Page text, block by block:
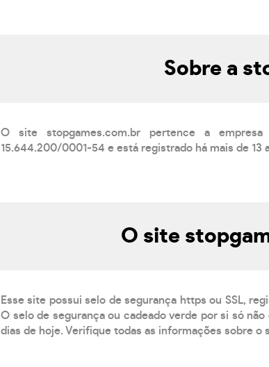
Sobre a
O site stopgames.com.br pertence a empresa
15.644.200/0001-54 e está registrado há mais de 13
O site
Esse site possui selo de segurança https ou SSL,
O selo de segurança ou cadeado verde por si só
dias de hoje. Verifique todas as informações sobre o